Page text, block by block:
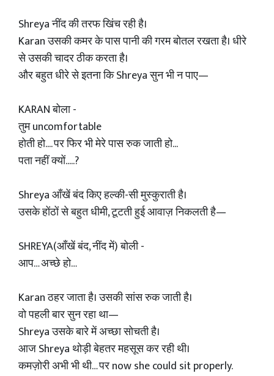
Shreya नींद की तरफ खिंच रही है।
Karan उसकी कमर के पास पानी की गरम बोतल रखता है। धीरे
से उसकी चादर ठीक करता है।
और बहुत धीरे से इतना कि Shreya सुन भी न पाए—
KARAN बोला -
तुम uncomfortable
होती हो.... पर फिर भी मेरे पास रुक जाती हो...
पता नहीं क्यों.....?
Shreya आँखें बंद किए हल्की-सी मुस्कुराती है।
उसके होंठों से बहुत धीमी, टूटती हुई आवाज़ निकलती है—
SHREYA(आँखें बंद, नींद में) बोली -
आप… अच्छे हो…
Karan ठहर जाता है। उसकी सांस रुक जाती है।
वो पहली बार सुन रहा था—
Shreya उसके बारे में अच्छा सोचती है।
आज Shreya थोड़ी बेहतर महसूस कर रही थी।
कमज़ोरी अभी भी थी… पर now she could sit properly.